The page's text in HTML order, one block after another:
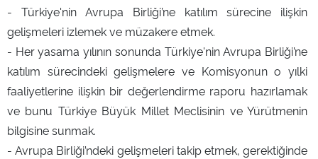
- Türkiye'nin Avrupa Birliği’ne katılım sürecine ilişkin
gelişmeleri izlemek ve müzakere etmek.
- Her yasama yılının sonunda Türkiye'nin Avrupa Birliği’ne
katılım sürecindeki gelişmelere ve Komisyonun o yılki
faaliyetlerine ilişkin bir değerlendirme raporu hazırlamak
ve bunu Türkiye Büyük Millet Meclisinin ve Yürütmenin
bilgisine sunmak.
- Avrupa Birliği’ndeki gelişmeleri takip etmek, gerektiğinde